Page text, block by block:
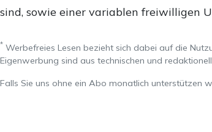
sind, sowie einer variablen freiwilligen
* Werbefreies Lesen bezieht sich dabei auf die
Eigenwerbung sind aus technischen und
Falls Sie uns ohne ein Abo monatlich unterstützen